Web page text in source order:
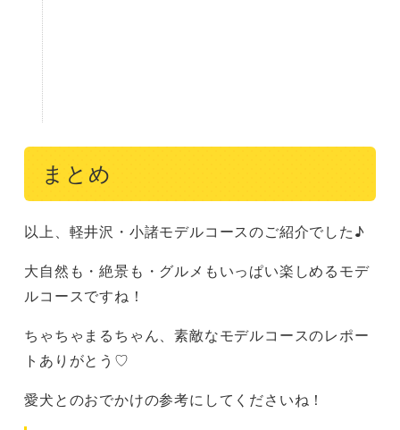
まとめ
以上、軽井沢・小諸モデルコースのご紹介でした♪
大自然も・絶景も・グルメもいっぱい楽しめるモデ
ルコースですね！
ちゃちゃまるちゃん、素敵なモデルコースのレポー
トありがとう♡
愛犬とのおでかけの参考にしてくださいね！